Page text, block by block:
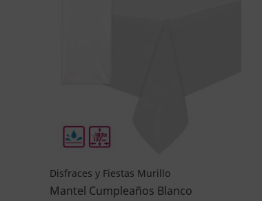
Disfraces y Fiestas Murillo
Mantel Cumpleaños Blanco